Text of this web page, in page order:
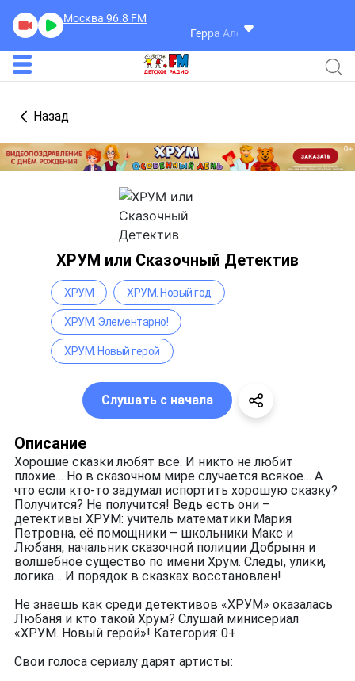
Москва 96.8 FM
Герра Александр
Назад
ХРУМ или Сказочный Детектив
Описание
Хорошие сказки любят все. И никто не любит
плохие… Но в сказочном мире случается всякое… А
что если кто-то задумал испортить хорошую сказку?
Получится? Не получится! Ведь есть они –
детективы ХРУМ: учитель математики Мария
Петровна, её помощники – школьники Макс и
Любаня, начальник сказочной полиции Добрыня и
волшебное существо по имени Хрум. Следы, улики,
логика… И порядок в сказках восстановлен!
Не знаешь как среди детективов «ХРУМ» оказалась
Любаня и кто такой Хрум? Слушай минисериал
«ХРУМ. Новый герой»! Категория: 0+
Свои голоса сериалу дарят артисты:
ХРУМ ХРУМ. Новый год
ХРУМ. Элементарно!
ХРУМ. Новый герой
Слушать с начала